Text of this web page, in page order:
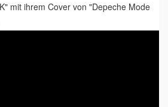
mit ihrem Cover von "Depeche Mode